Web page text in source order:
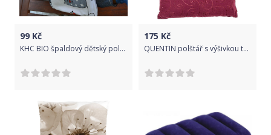
99 Kč
KHC BIO špaldový dětský polštářek Kočičky3 nahřívací 20 x 20 cm Pratelný potah
175 Kč
QUENTIN polštář s výšivkou tm. Fialový 45x45cm